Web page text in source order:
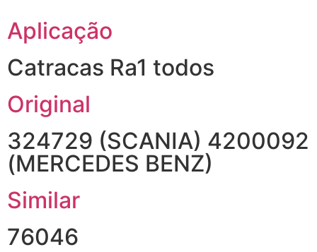
Aplicação
Catracas Ra1 todos
Original
324729 (SCANIA) 4200092
(MERCEDES BENZ)
Similar
76046